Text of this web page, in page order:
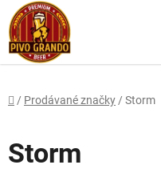
Přejít
na
obsah
Domů
/ Prodávané značky / Storm
Storm